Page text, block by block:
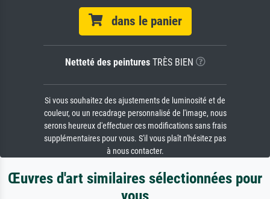
dans le panier
Netteté des peinturesTRÈS BIEN
Si vous souhaitez des ajustements de luminosité et de
couleur, ou un recadrage personnalisé de l'image, nous
serons heureux d'effectuer ces modifications sans frais
supplémentaires pour vous. S'il vous plaît n'hésitez pas
à nous contacter.
Œuvres d'art similaires sélectionnées pour